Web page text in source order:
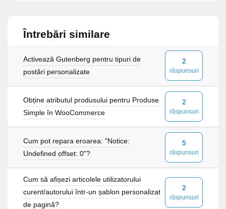
Întrebări similare
Activează Gutenberg pentru tipuri de
postări personalizate
2
răspunsuri
Obține atributul produsului pentru Produse
Simple în WooCommerce
2
răspunsuri
Cum pot repara eroarea: "Notice:
Undefined offset: 0"?
5
răspunsuri
Cum să afișezi articolele utilizatorului
curent/autorului într-un șablon personalizat
de pagină?
2
răspunsuri